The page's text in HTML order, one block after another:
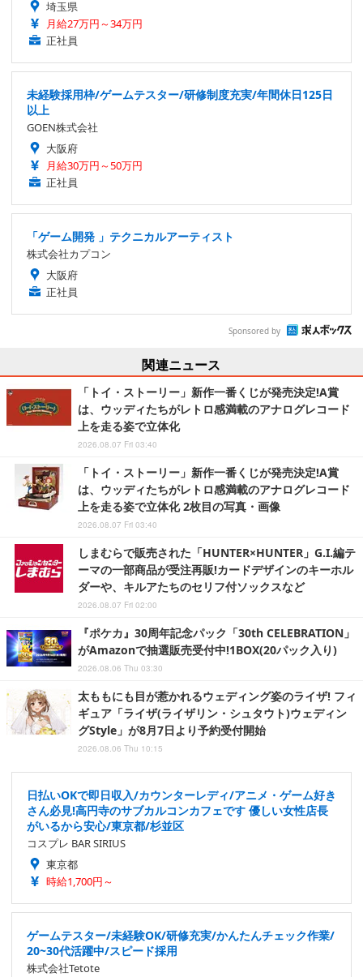
埼玉県
月給27万円～34万円
正社員
未経験採用枠/ゲームテスター/研修制度充実/年間休日125日
以上
GOEN株式会社
大阪府
月給30万円～50万円
正社員
「ゲーム開発 」テクニカルアーティスト
株式会社カプコン
大阪府
正社員
Sponsored by
関連ニュース
「トイ・ストーリー」新作一番くじが発売決定!A賞
は、ウッディたちがレトロ感満載のアナログレコード
上を走る姿で立体化
2026.08.07 Fri 03:40
「トイ・ストーリー」新作一番くじが発売決定!A賞
は、ウッディたちがレトロ感満載のアナログレコード
上を走る姿で立体化 2枚目の写真・画像
2026.08.07 Fri 03:40
しまむらで販売された「HUNTER×HUNTER」G.I.編テ
ーマの一部商品が受注再販!カードデザインのキーホル
ダーや、キルアたちのセリフ付ソックスなど
2026.08.07 Fri 02:00
『ポケカ』30周年記念パック「30th CELEBRATION」
がAmazonで抽選販売受付中!1BOX(20パック入り)
2026.08.06 Thu 03:30
太ももにも目が惹かれるウェディング姿のライザ! フィ
ギュア「ライザ(ライザリン・シュタウト)ウェディン
グStyle」が8月7日より予約受付開始
2026.08.06 Thu 10:15
日払いOKで即日収入/カウンターレディ/アニメ・ゲーム好き
さん必見!高円寺のサブカルコンカフェです 優しい女性店長
がいるから安心/東京都/杉並区
コスプレ BAR SIRIUS
東京都
時給1,700円～
ゲームテスター/未経験OK/研修充実/かんたんチェック作業/
20~30代活躍中/スピード採用
株式会社Tetote